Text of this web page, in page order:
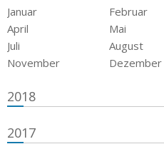
Januar Februar
April
Mai
Juli
August
November
Dezember
2018
2017